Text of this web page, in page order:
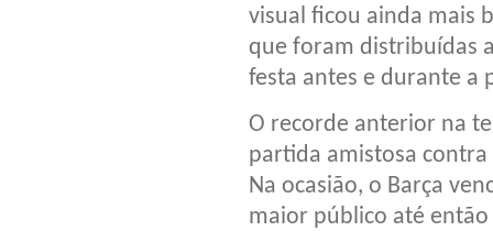
visual ficou ainda mais
que foram distribuídas
festa antes e durante a
O recorde anterior na
partida amistosa contra
Na ocasião, o Barça
maior público até